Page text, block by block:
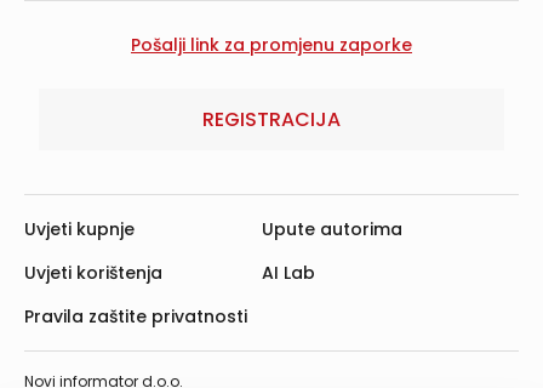
REGISTRACIJA
Novi informator d.o.o.
Uvjeti kupnje
Uvjeti korištenja
Pravila zaštite privatnosti
Upute autorima
AI Lab